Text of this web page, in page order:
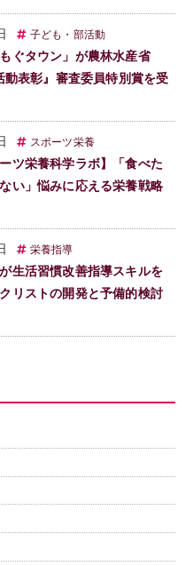
子ども・部活動
ぐタウン」が農林水産省
動表彰』審査委員特別賞を受
スポーツ栄養
ツ栄養科学ラボ】「食べた
い」悩みに応える栄養戦略
栄養指導
生活習慣改善指導スキルを
リストの開発と予備的検討